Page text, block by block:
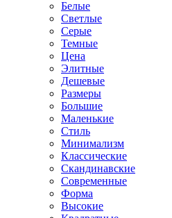
Белые
Светлые
Серые
Темные
Цена
Элитные
Дешевые
Размеры
Большие
Маленькие
Стиль
Минимализм
Классические
Скандинавские
Современные
Форма
Высокие